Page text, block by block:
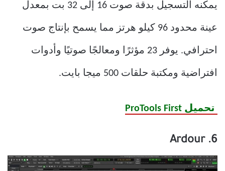
يمكنه التسجيل بدقة صوت 16 إلى 32 بت بمعدل
عينة محدود 96 كيلو هرتز مما يسمح بإنتاج صوت
احترافي. يوفر 23 مؤثرًا ومعالجًا صوتيًا وأدوات
افتراضية ومكتبة حلقات 500 ميجا بايت.
تحميل ProTools First
6. Ardour